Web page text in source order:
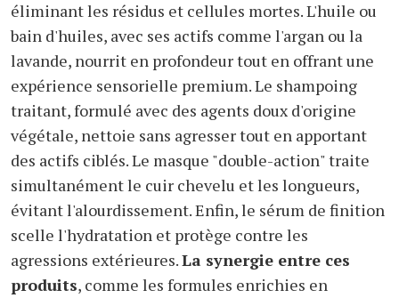
éliminant les résidus et cellules mortes. L'huile ou
bain d'huiles, avec ses actifs comme l'argan ou la
lavande, nourrit en profondeur tout en offrant une
expérience sensorielle premium. Le shampoing
traitant, formulé avec des agents doux d'origine
végétale, nettoie sans agresser tout en apportant
des actifs ciblés. Le masque "double-action" traite
simultanément le cuir chevelu et les longueurs,
évitant l'alourdissement. Enfin, le sérum de finition
scelle l'hydratation et protège contre les
agressions extérieures.La synergie entre ces
produits, comme les formules enrichies en